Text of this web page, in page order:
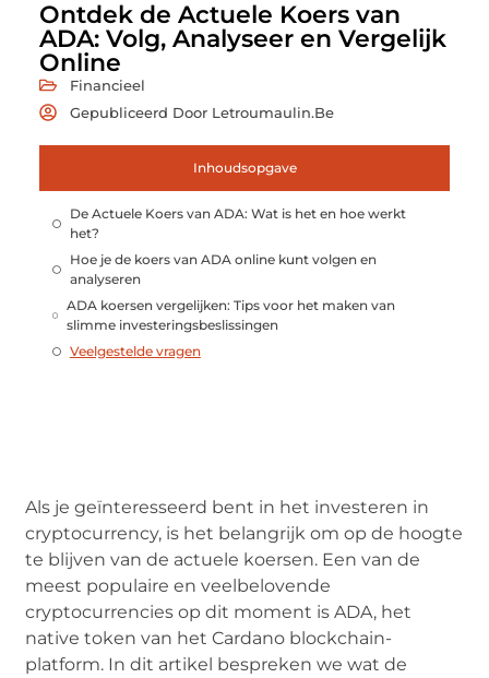
Ontdek de Actuele Koers van
ADA: Volg, Analyseer en Vergelijk
Online
Financieel
Gepubliceerd Door Letroumaulin.be
Inhoudsopgave
De Actuele Koers van ADA: Wat is het en hoe werkt
het?
Hoe je de koers van ADA online kunt volgen en
analyseren
ADA koersen vergelijken: Tips voor het maken van
slimme investeringsbeslissingen
Veelgestelde vragen
Als je geïnteresseerd bent in het investeren in
cryptocurrency, is het belangrijk om op de hoogte
te blijven van de actuele koersen. Een van de
meest populaire en veelbelovende
cryptocurrencies op dit moment is ADA, het
native token van het Cardano blockchain-
platform. In dit artikel bespreken we wat de